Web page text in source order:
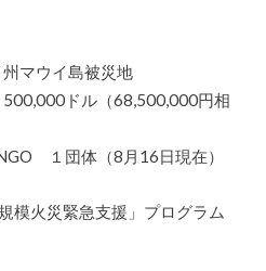
マウイ島被災地
ドル（68,500,000円相
１団体（8月16日現在）
模火災緊急支援」プログラム